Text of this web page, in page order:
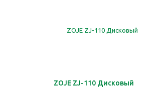
ZOJE ZJ-110 Дисковый